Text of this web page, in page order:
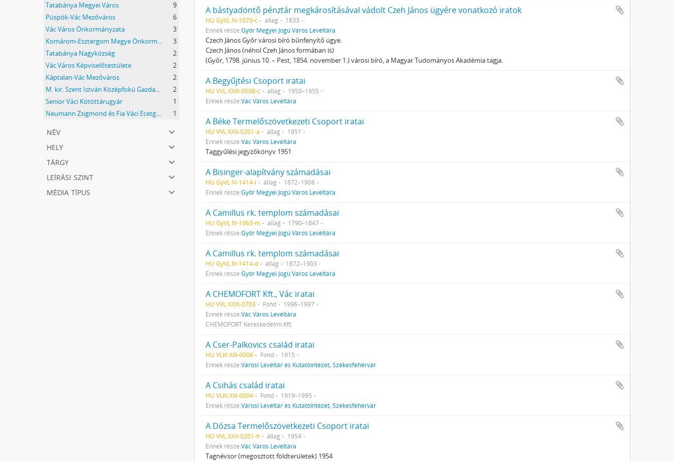
Tatabánya Megyei Város
9
Püspök-Vác Mezőváros
6
Vác Város Önkormányzata
3
Komárom-Esztergom Megye Önkormányzati Hivatala Bélyeggyűjtő Egyesülete Tatabánya
3
Tatabánya Nagyközség
2
Vác Város Képviselőtestülete
2
Káptalan-Vác Mezőváros
2
M. kir. Szent István Középfokú Gazdasági Tanintézet és Mezőgazdasági Szaktanácsadó Állomás
2
Senior Váci Kötöttárugyár
1
Neumann Zsigmond és Fia Váci Ecetgyár
1
név
hely
tárgy
leírási szint
média típus
A bástyadöntő pénztár megkárosításával vádolt Czeh János ügyére vonatkozó iratok
HU GyVL IV-1070-c állag
1833
Ennek része:Győr Megyei Jogú Város Levéltára
Czech János Győr városi bíró bűnfenyítő ügye.
Czech János (néhol Czeh János formában is)
(Győr, 1798. június 10. – Pest, 1854. november 1.) városi bíró, a Magyar Tudományos Akadémia tagja.
A Begyűjtési Csoport iratai
HU VVL XXIII-0508-c állag
1950–1955
Ennek része:Vác Város Levéltára
A Béke Termelőszövetkezeti Csoport iratai
HU VVL XXX-0201-a állag
1951
Ennek része:Vác Város Levéltára
Taggyűlési jegyzőkönyv 1951
A Bisinger-alapítvány számadásai
HU GyVL IV-1414-i állag
1872–1906
Ennek része:Győr Megyei Jogú Város Levéltára
A Camillus rk. templom számadásai
HU GyVL IV-1063-m állag
1790–1847
Ennek része:Győr Megyei Jogú Város Levéltára
A Camillus rk. templom számadásai
HU GyVL IV-1414-e állag
1872–1903
Ennek része:Győr Megyei Jogú Város Levéltára
A CHEMOFORT Kft., Vác iratai
HU VVL XXIX-0703 Fond
1996–1997
Ennek része:Vác Város Levéltára
CHEMOFORT Kereskedelmi Kft.
A Cser-Palkovics család iratai
HU VLKI XIII-0006 Fond
1915
Ennek része:Városi Levéltár és Kutatóintézet, Székesfehérvár
A Csihás család iratai
HU VLKI XIII-0004 Fond
1919–1995
Ennek része:Városi Levéltár és Kutatóintézet, Székesfehérvár
A Dózsa Termelőszövetkezeti Csoport iratai
HU VVL XXX-0201-h állag
1954
Ennek része:Vác Város Levéltára
Tagnévsor (megosztott földterületek) 1954